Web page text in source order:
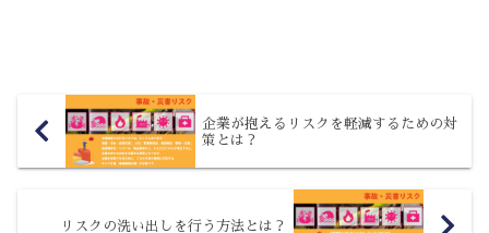
企業が抱えるリスクを軽減するための対
策とは？
リスクの洗い出しを行う方法とは？